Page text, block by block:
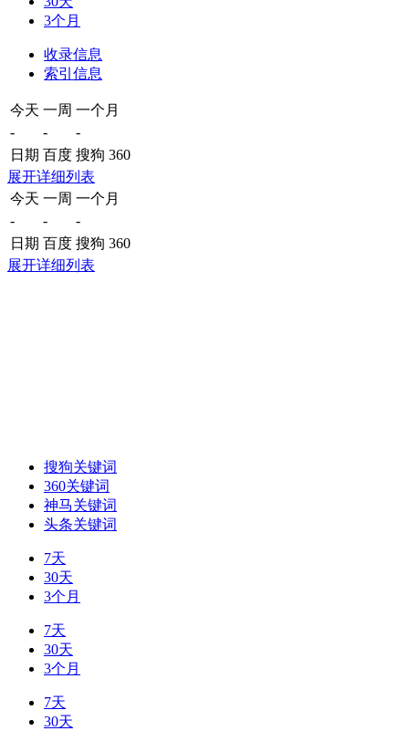
3个月
收录信息
索引信息
今天 一周 一个月
-
-
-
日期 百度 搜狗 360
展开详细列表
今天 一周 一个月
-
-
-
日期 百度 搜狗 360
展开详细列表
搜狗关键词
360关键词
神马关键词
头条关键词
7天
30天
3个月
7天
30天
3个月
7天
30天